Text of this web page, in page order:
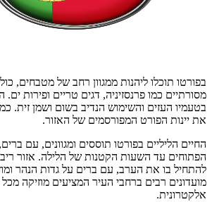
בפורטו תוכלו ליהנות ממגוון רחב של מטבחים,
מסורתיים כמו פרנסזיניה, דגים טריים ופירות
בטעמיו העזים והשימוש הנדיב בשום ושמן זית.
את יינות הפורט המפורסמים של האזור.
החיים הליליים בפורטו תוססים ומגוונים, עם
הפתוחים עד השעות הקטנות של הלילה. אזור
להתחיל בו את הערב, עם ברים על גדות הנהר
מועדונים רבים ברחבי העיר המציעים מוזיקה
אלקטרונית.